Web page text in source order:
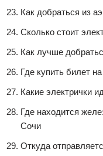
Как добраться из
Сколько стоит
Как лучше
Где купить билет
Какие электрички
Где находится
Сочи
Откуда